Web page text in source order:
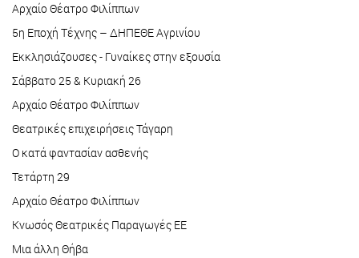
Αρχαίο Θέατρο Φιλίππων
5η Εποχή Τέχνης – ΔΗΠΕΘΕ Αγρινίου
Εκκλησιάζουσες - Γυναίκες στην εξουσία
Σάββατο 25 & Κυριακή 26
Αρχαίο Θέατρο Φιλίππων
Θεατρικές επιχειρήσεις Τάγαρη
Ο κατά φαντασίαν ασθενής
Τετάρτη 29
Αρχαίο Θέατρο Φιλίππων
Κνωσός Θεατρικές Παραγωγές ΕΕ
Μια άλλη Θήβα